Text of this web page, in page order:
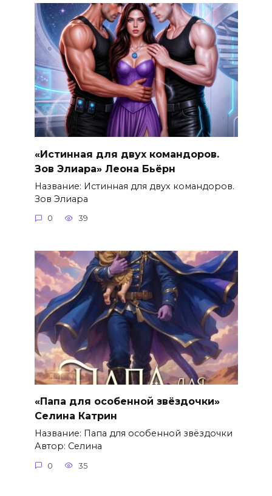
«Истинная для двух командоров.
Зов Элиара» Леона Бьёрн
Название: Истинная для двух командоров.
Зов Элиара
0 39
«Папа для особенной звёздочки»
Селина Катрин
Название: Папа для особенной звёздочки
Автор: Селина
0 35